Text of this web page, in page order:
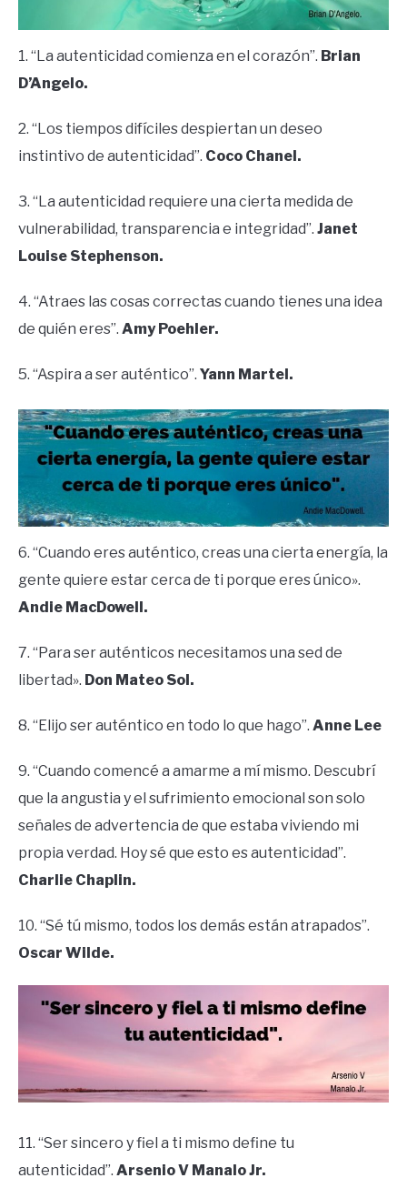
1. “La autenticidad comienza en el corazón”. Brian
D’Angelo.
2. “Los tiempos difíciles despiertan un deseo
instintivo de autenticidad”. Coco Chanel.
3. “La autenticidad requiere una cierta medida de
vulnerabilidad, transparencia e integridad”. Janet
Louise Stephenson.
4. “Atraes las cosas correctas cuando tienes una idea
de quién eres”. Amy Poehler.
5. “Aspira a ser auténtico”. Yann Martel.
6. “Cuando eres auténtico, creas una cierta energía, la
gente quiere estar cerca de ti porque eres único».
Andie MacDowell.
7. “Para ser auténticos necesitamos una sed de
libertad». Don Mateo Sol.
8. “Elijo ser auténtico en todo lo que hago”. Anne Lee
9. “Cuando comencé a amarme a mí mismo. Descubrí
que la angustia y el sufrimiento emocional son solo
señales de advertencia de que estaba viviendo mi
propia verdad. Hoy sé que esto es autenticidad”.
Charlie Chaplin.
10. “Sé tú mismo, todos los demás están atrapados”.
Oscar Wilde.
11. “Ser sincero y fiel a ti mismo define tu
autenticidad”. Arsenio V Manalo Jr.